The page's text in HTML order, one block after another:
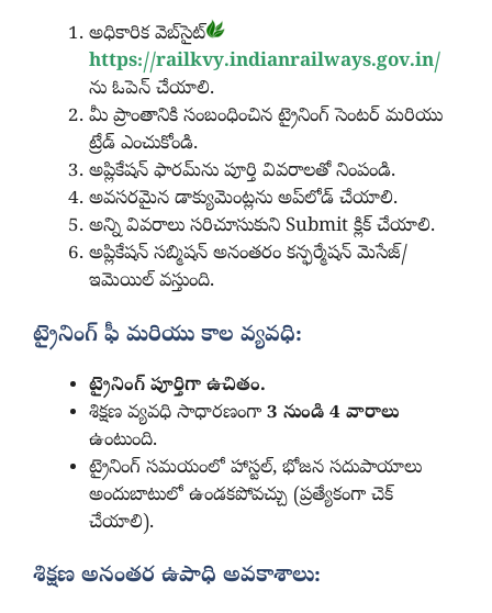
అధికారిక వెబ్‌సైట్
https://railkvy.indianrailways.gov.in/
ను ఓపెన్ చేయాలి.
మీ ప్రాంతానికి సంబంధించిన ట్రైనింగ్ సెంటర్ మరియు
ట్రేడ్ ఎంచుకోండి.
అప్లికేషన్ ఫారమ్‌ను పూర్తి వివరాలతో నింపండి.
అవసరమైన డాక్యుమెంట్లను అప్‌లోడ్ చేయాలి.
అన్ని వివరాలు సరిచూసుకుని Submit క్లిక్ చేయాలి.
అప్లికేషన్ సబ్మిషన్ అనంతరం కన్ఫర్మేషన్ మెసేజ్/
ఇమెయిల్ వస్తుంది.
ట్రైనింగ్ ఫీ మరియు కాల వ్యవధి:
ట్రైనింగ్ పూర్తిగా ఉచితం.
శిక్షణ వ్యవధి సాధారణంగా 3 నుండి 4 వారాలు
ఉంటుంది.
ట్రైనింగ్ సమయంలో హాస్టల్, భోజన సదుపాయాలు
అందుబాటులో ఉండకపోవచ్చు (ప్రత్యేకంగా చెక్
చేయాలి).
శిక్షణ అనంతర ఉపాధి అవకాశాలు: